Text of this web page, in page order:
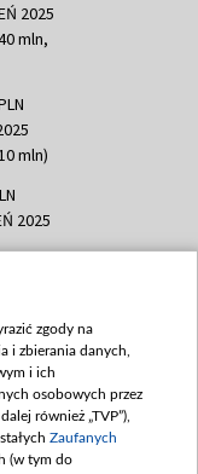
2025
mln,
mln)
2025
350
2025
zgody na
i zbierania danych,
i ich
osobowych przez
również „TVP”),
Zaufanych
(w tym do